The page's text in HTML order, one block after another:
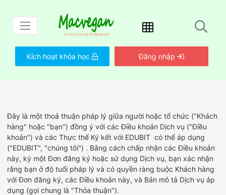
Kích hoạt khóa học Đăng nhập
Đây là một thoả thuận pháp lý giữa người hoặc tổ chức ("Khách
hàng" hoặc "bạn") đồng ý với các Điều khoản Dịch vụ ("Điều
khoản") và các Thực thể Ký kết với EDUBIT có thể áp dụng
("EDUBIT", "chúng tôi") . Bằng cách chấp nhận các Điều khoản
này, ký một Đơn đăng ký hoặc sử dụng Dịch vụ, bạn xác nhận
rằng bạn ở độ tuổi pháp lý và có quyền ràng buộc Khách hàng
với Đơn đăng ký, các Điều khoản này, và Bản mô tả Dịch vụ áp
dụng (gọi chung là "Thỏa thuận").